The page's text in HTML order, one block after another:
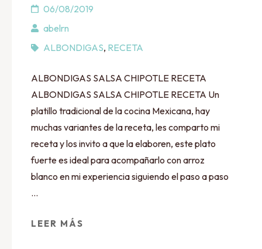
06/08/2019
abelrn
ALBONDIGAS, RECETA
ALBONDIGAS SALSA CHIPOTLE RECETA
ALBONDIGAS SALSA CHIPOTLE RECETA Un
platillo tradicional de la cocina Mexicana, hay
muchas variantes de la receta, les comparto mi
receta y los invito a que la elaboren, este plato
fuerte es ideal para acompañarlo con arroz
blanco en mi experiencia siguiendo el paso a paso
…
LEER MÁS